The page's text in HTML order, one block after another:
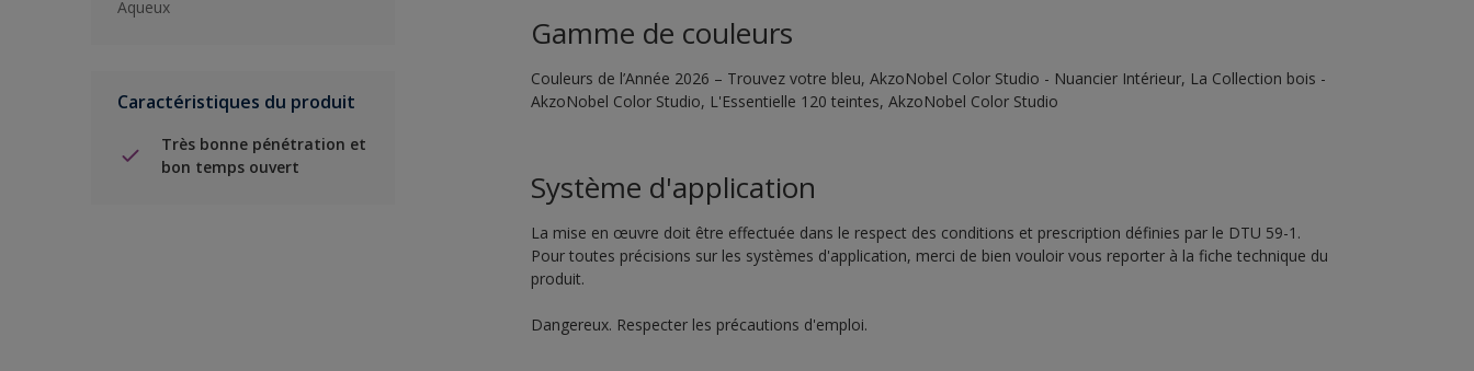
Aqueux
Caractéristiques du produit
Très bonne pénétration et
bon temps ouvert
Gamme de couleurs
Couleurs de l’Année 2026 – Trouvez votre bleu, AkzoNobel Color Studio - Nuancier Intérieur, La Collection bois -
AkzoNobel Color Studio, L'Essentielle 120 teintes, AkzoNobel Color Studio
Système d'application
La mise en œuvre doit être effectuée dans le respect des conditions et prescription définies par le DTU 59-1.
Pour toutes précisions sur les systèmes d'application, merci de bien vouloir vous reporter à la fiche technique du
produit.
Dangereux. Respecter les précautions d'emploi.